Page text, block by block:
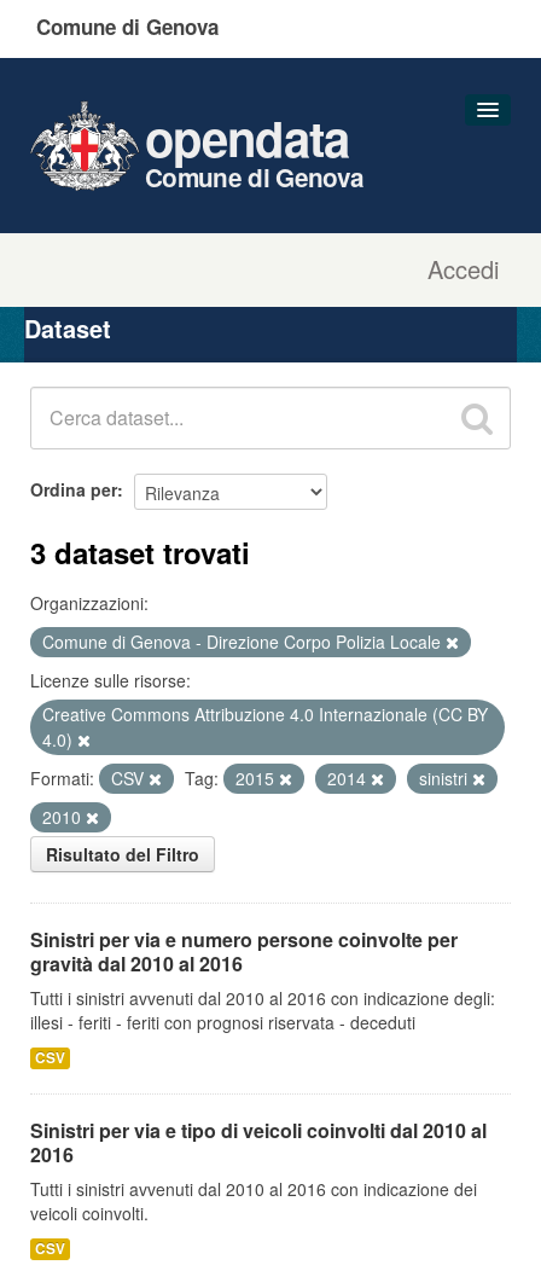
Comune di Genova
Accedi
opendata
Comune di Genova
Organizzazioni
Gruppi
Dataset
Ordina per
3 dataset trovati
Organizzazioni:
Comune di Genova - Direzione Corpo Polizia Locale
Licenze sulle risorse:
Creative Commons Attribuzione 4.0 Internazionale (CC BY
4.0)
Formati:
CSV Tag: 2015 2014
sinistri
2010
Risultato del Filtro
Sinistri per via e numero persone coinvolte per
gravità dal 2010 al 2016
Tutti i sinistri avvenuti dal 2010 al 2016 con indicazione degli:
illesi - feriti - feriti con prognosi riservata - deceduti
CSV
Sinistri per via e tipo di veicoli coinvolti dal 2010 al
2016
Tutti i sinistri avvenuti dal 2010 al 2016 con indicazione dei
veicoli coinvolti.
CSV